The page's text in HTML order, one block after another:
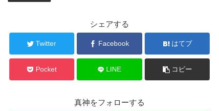
シェアする
Twitter Facebook はてブ
Pocket LINE コピー
真神をフォローする